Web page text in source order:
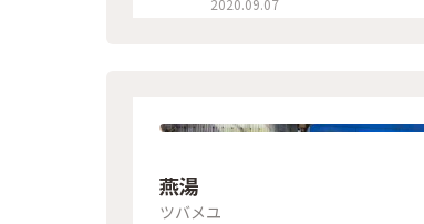
燕湯
ツバメユ